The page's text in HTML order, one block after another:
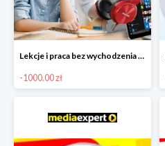
Lekcje i praca bez wychodzenia z domu w Media Markt - taniej nawet o 1000 zł
-1000.00 zł